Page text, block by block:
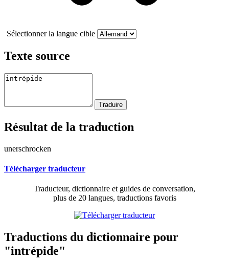
Sélectionner la langue cible
Texte source
Résultat de la traduction
unerschrocken
Télécharger traducteur
Traducteur, dictionnaire et guides de conversation,
plus de 20 langues, traductions favoris
Traductions du dictionnaire pour
"intrépide"